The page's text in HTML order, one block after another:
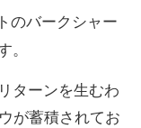
のバークシャー
。
ターンを生むわ
が蓄積されてお